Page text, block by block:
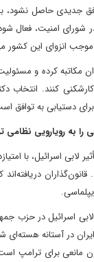
شورای امنیت، فعال
موجب انزوای این کشور
مکاتبه کرده و
نمی‌توانند مانند
دستیابی به توافق
لابی اسرائیل، با
قانون‌گذاران
اسرائیل در حزب
مانعی برای ترامپ